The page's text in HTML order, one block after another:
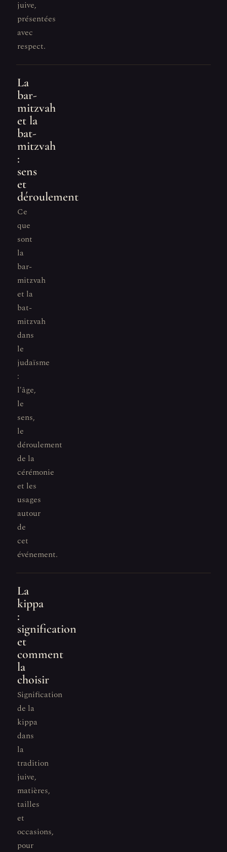
juive,
présentées
avec
respect.
La
bar-
mitzvah
et la
bat-
mitzvah
:
sens
et
déroulement
Ce
que
sont
la
bar-
mitzvah
et la
bat-
mitzvah
dans
le
judaïsme
:
l'âge,
le
sens,
le
déroulement
de la
cérémonie
et les
usages
autour
de
cet
événement.
La
kippa
:
signification
et
comment
la
choisir
Signification
de la
kippa
dans
la
tradition
juive,
matières,
tailles
et
occasions,
pour